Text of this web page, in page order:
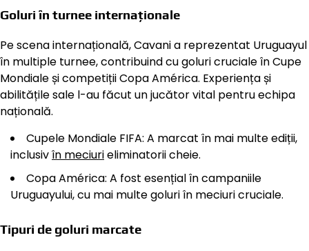
Goluri în turnee internaționale
Pe scena internațională, Cavani a reprezentat Uruguayul
în multiple turnee, contribuind cu goluri cruciale în Cupe
Mondiale și competiții Copa América. Experiența și
abilitățile sale l-au făcut un jucător vital pentru echipa
națională.
Cupele Mondiale FIFA: A marcat în mai multe ediții,
inclusivîn meciurieliminatorii cheie.
Copa América: A fost esențial în campaniile
Uruguayului, cu mai multe goluri în meciuri cruciale.
Tipuri de goluri marcate